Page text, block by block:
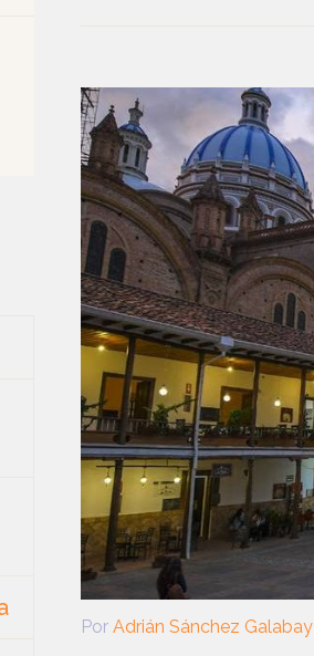
Por Adrián Sánchez Galabay